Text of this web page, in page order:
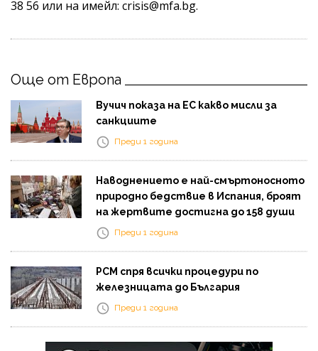
38 56 или на имейл: crisis@mfa.bg.
Още от Европа
Вучич показа на ЕС какво мисли за
санкциите
Преди 1 година
Наводнението е най-смъртоносното
природно бедствие в Испания, броят
на жертвите достигна до 158 души
Преди 1 година
РСМ спря всички процедури по
железницата до България
Преди 1 година